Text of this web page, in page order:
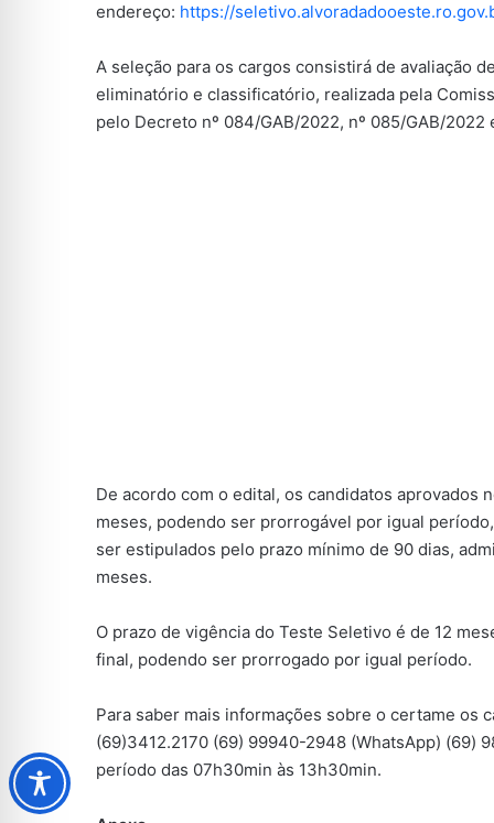
endereço: https://
A seleção para os cargos consistirá de avaliação
eliminatório e classificatório, realizada pela
pelo Decreto nº 084/GAB/2022, nº 085/GAB/2022
De acordo com o edital, os candidatos aprovados
meses, podendo ser prorrogável por igual
ser estipulados pelo prazo mínimo de 90 dias,
meses.
O prazo de vigência do Teste Seletivo é de 12
final, podendo ser prorrogado por igual período.
Para saber mais informações sobre o certame os
(69)3412.2170 (69) 99940-2948 (WhatsApp) (69)
período das 07h30min às 13h30min.